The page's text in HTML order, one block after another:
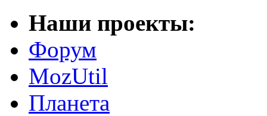
Наши проекты:
Форум
MozUtil
Планета